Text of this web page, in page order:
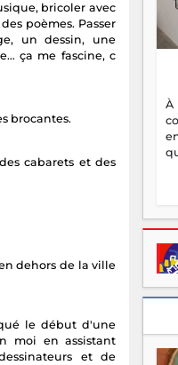
bricoler avec
poèmes. Passer
un dessin, une
ça me fascine, c
brocantes.
cabarets et des
dehors de la ville
le début d'une
moi en assistant
et de